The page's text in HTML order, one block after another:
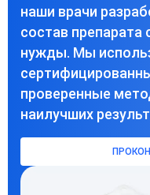
наши врачи
состав препарата
нужды. Мы
проверенные
наилучших